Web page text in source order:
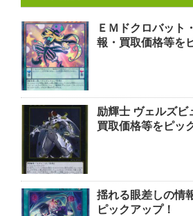
ＥＭドクロバット
報・買取価格等を
励輝士 ヴェルズビ
買取価格等をピッ
揺れる眼差しの情
ピックアップ！